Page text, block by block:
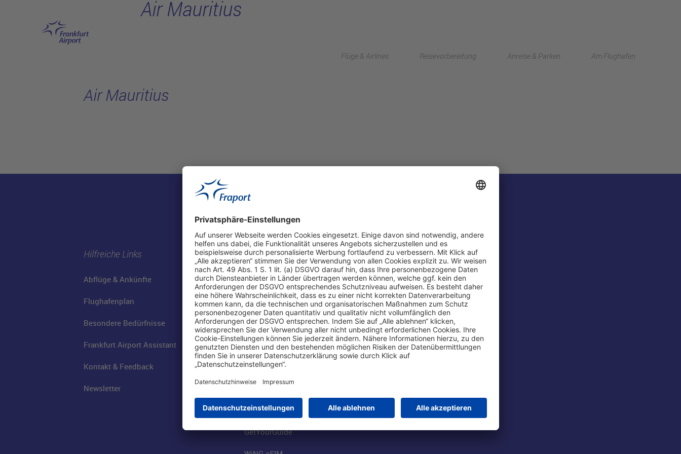
Flüge & Airlines Reisevorbereitung Anreise & Parken Am Flughafen
Air Mauritius
Air Mauritius
Hilfreiche Links
Abflüge & Ankünfte
Flughafenplan
Besondere Bedürfnisse
Frankfurt Airport Assistant
Kontakt & Feedback
Newsletter
Online einkaufen & buchen
Parkplätze
Online-Shop
Besucherservices
FRA SmartWay
Hotels am Standort
Mietwagen weltweit
Flüge buchen
GetYourGuide
Über uns
Fraport AG
Business am Airport
FRA Eventlocations
Jobs am Airport
Konzernstrategie